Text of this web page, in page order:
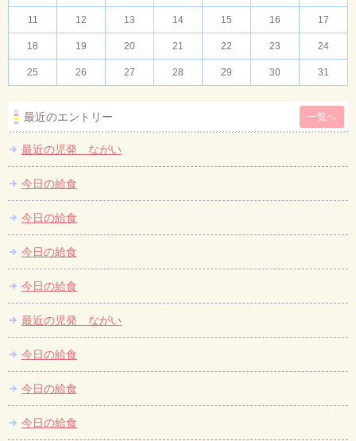
11 12 13 14 15 16 17
18 19 20 21 22 23 24
25 26 27 28 29 30 31
最近のエントリー 一覧へ
最近の児発 ながい
今日の給食
今日の給食
今日の給食
今日の給食
最近の児発 ながい
今日の給食
今日の給食
今日の給食